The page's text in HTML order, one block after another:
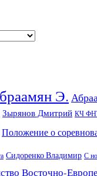
Э.
Зырянов Дмитрий КЧ
Положение о
Сидоренко Владимир С
Восточно-